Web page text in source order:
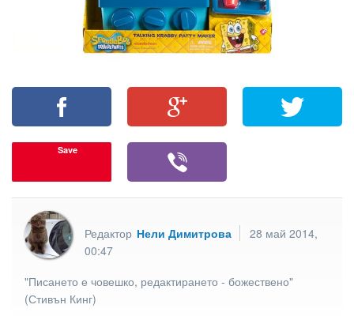
Save
Редактор Нели Димитрова
28 май 2014,
00:47
"Писането е човешко, редактирането - божествено"
(Стивън Кинг)